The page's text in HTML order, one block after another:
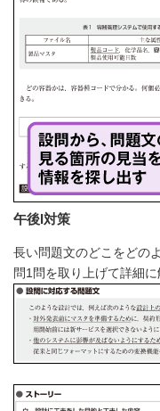
午後I対策
長い問題文のどこをどの
問1問を取り上げて詳細に